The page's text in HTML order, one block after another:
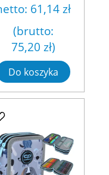
61,14 zł
(brutto:
75,20 zł)
Do koszyka